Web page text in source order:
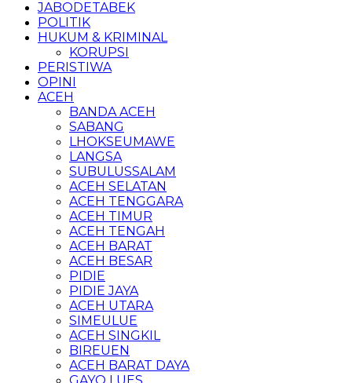
JABODETABEK
POLITIK
HUKUM & KRIMINAL
KORUPSI
PERISTIWA
OPINI
ACEH
BANDA ACEH
SABANG
LHOKSEUMAWE
LANGSA
SUBULUSSALAM
ACEH SELATAN
ACEH TENGGARA
ACEH TIMUR
ACEH TENGAH
ACEH BARAT
ACEH BESAR
PIDIE
PIDIE JAYA
ACEH UTARA
SIMEULUE
ACEH SINGKIL
BIREUEN
ACEH BARAT DAYA